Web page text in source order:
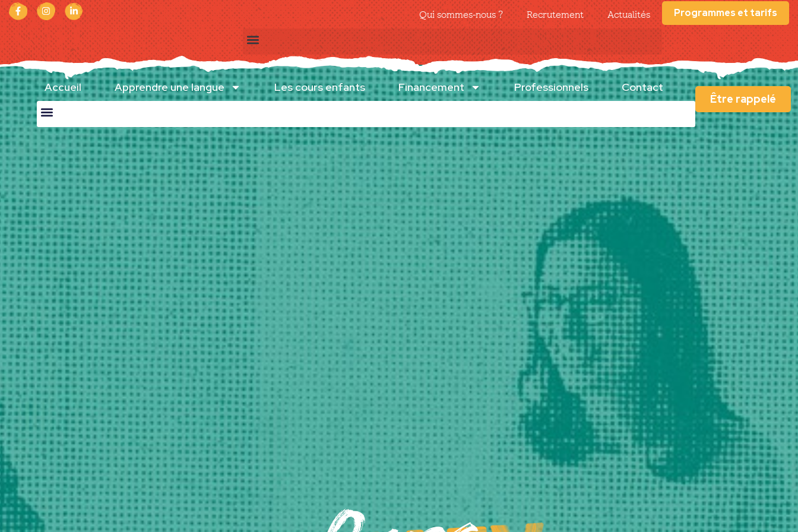
Qui sommes-nous ? Recrutement Actualités Programmes et tarifs
Accueil Apprendre une langue Les cours enfants Financement Professionnels
Contact
Être rappelé